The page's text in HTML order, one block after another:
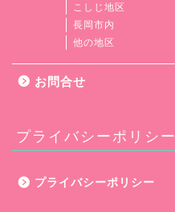
こしじ地区
長岡市内
他の地区
お問合せ
プライバシーポリシー
プライバシーポリシー